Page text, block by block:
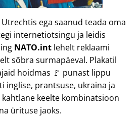
ega saanud teada oma
internetiotsingu ja leidis
NATO.int lehelt reklaami
sõbra surmapäeval. Plakatil
hoidmas 🚩 punast lippu
inglise, prantsuse, ukraina ja
kahtlane keelte kombinatsioon
ürituse jaoks.